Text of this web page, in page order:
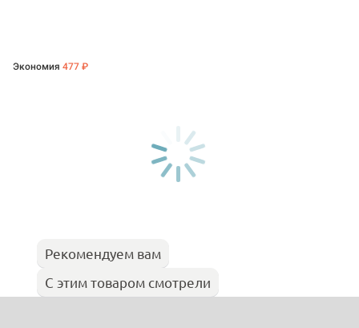
Экономия 477 ₽
Рекомендуем вам
С этим товаром смотрели